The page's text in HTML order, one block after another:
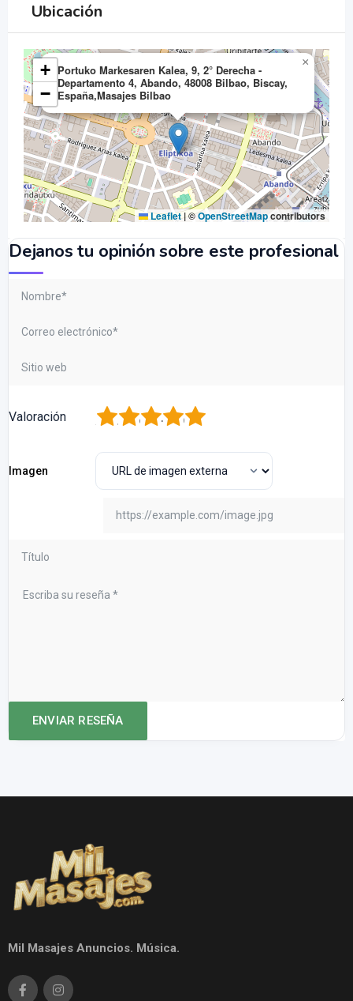
Ubicación
Portuko Markesaren Kalea, 9, 2° Derecha -
Departamento 4, Abando, 48008 Bilbao, Biscay,
España,Masajes Bilbao
×
+
−
Leaflet|©OpenStreetMapcontributors
Dejanos tu opinión sobre este profesional
Valoración 5
4
3
2
Imagen
Mil Masajes Anuncios. Música.